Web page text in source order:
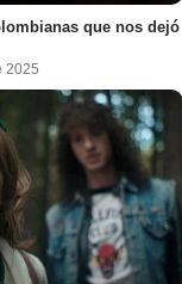
que nos dejó
2025